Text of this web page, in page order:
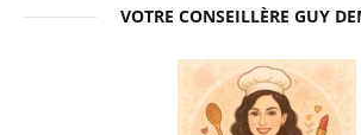
VOTRE CONSEILLÈRE GUY